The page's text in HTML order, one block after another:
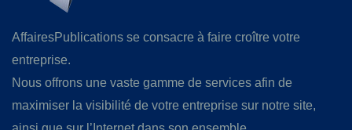
AffairesPublications se consacre à faire croître votre
entreprise.
Nous offrons une vaste gamme de services afin de
maximiser la visibilité de votre entreprise sur notre site,